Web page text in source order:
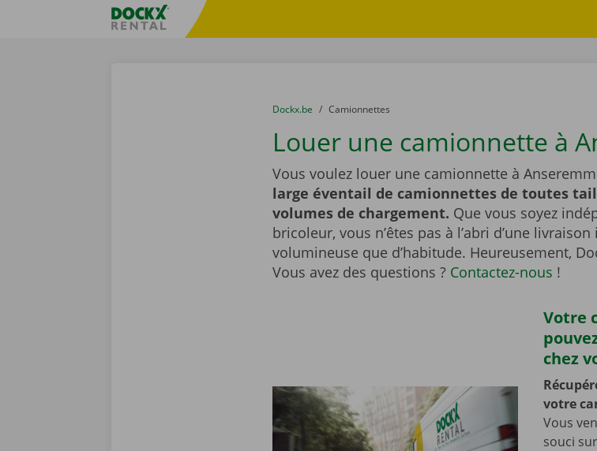
sitename
You are here:
du
Dockx.be to
Camionnettes
Louer une camionnette à
Vous voulez louer une camionnette à
large éventail de camionnettes de toutes
volumes de chargement. Que vous soyez
bricoleur, vous n’êtes pas à l’abri d’une
volumineuse que d’habitude. Heureusement,
Vous avez des questions ? Contactez-nous !
Votre
chez
votre
Vous
souci